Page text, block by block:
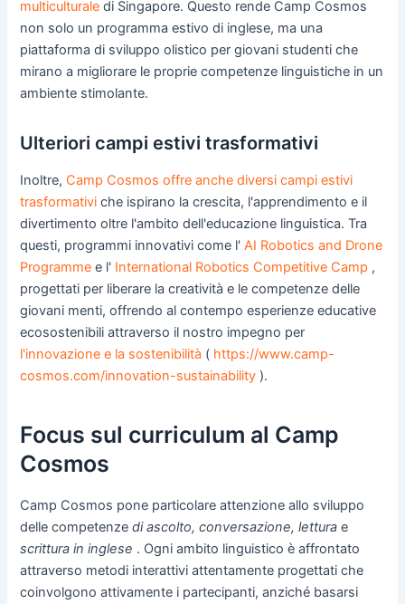
multiculturale di Singapore. Questo rende Camp Cosmos
non solo un programma estivo di inglese, ma una
piattaforma di sviluppo olistico per giovani studenti che
mirano a migliorare le proprie competenze linguistiche in un
ambiente stimolante.
Ulteriori campi estivi trasformativi
Inoltre, Camp Cosmos offre anche diversi campi estivi
trasformativi che ispirano la crescita, l'apprendimento e il
divertimento oltre l'ambito dell'educazione linguistica. Tra
questi, programmi innovativi come l'AI Robotics and Drone
Programme e l' International Robotics Competitive Camp ,
progettati per liberare la creatività e le competenze delle
giovani menti, offrendo al contempo esperienze educative
ecosostenibili attraverso il nostro impegno per
l'innovazione e la sostenibilità ( https://www.camp-
cosmos.com/innovation-sustainability ).
Focus sul curriculum al Camp
Cosmos
Camp Cosmos pone particolare attenzione allo sviluppo
delle competenzedi ascolto, conversazione, lettura e
scrittura in inglese . Ogni ambito linguistico è affrontato
attraverso metodi interattivi attentamente progettati che
coinvolgono attivamente i partecipanti, anziché basarsi